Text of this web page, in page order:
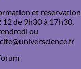
et réservation
12 de 9h30 à 17h30,
ou